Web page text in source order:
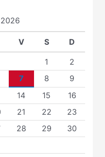
V S D
1
2
7 8
9
14 15
16
21 22
23
28 29
30